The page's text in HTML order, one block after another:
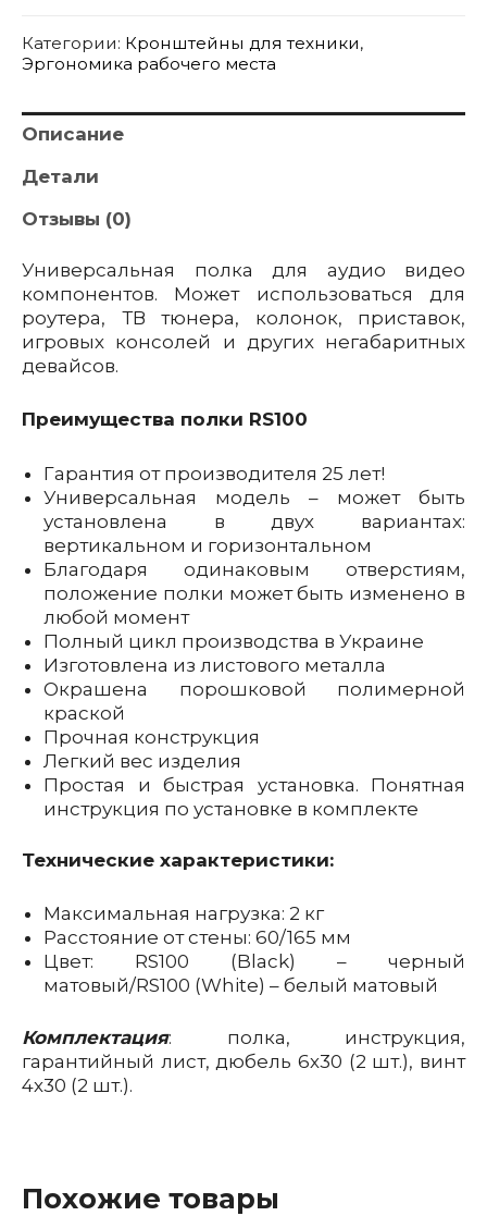
Категории: Кронштейны для техники,
Эргономика рабочего места
Описание
Детали
Отзывы (0)
Универсальная полка для аудио видео
компонентов. Может использоваться для
роутера, ТВ тюнера, колонок, приставок,
игровых консолей и других негабаритных
девайсов.
Преимущества полки RS100
Гарантия от производителя 25 лет!
Универсальная модель – может быть
установлена в двух вариантах:
вертикальном и горизонтальном
Благодаря одинаковым отверстиям,
положение полки может быть изменено в
любой момент
Полный цикл производства в Украине
Изготовлена из листового металла
Окрашена порошковой полимерной
краской
Прочная конструкция
Легкий вес изделия
Простая и быстрая установка. Понятная
инструкция по установке в комплекте
Технические характеристики:
Максимальная нагрузка: 2 кг
Расстояние от стены: 60/165 мм
Цвет: RS100 (Black) – черный
матовый/RS100 (White) – белый матовый
Комплектация: полка, инструкция,
гарантийный лист, дюбель 6х30 (2 шт.), винт
4х30 (2 шт.).
Похожие товары